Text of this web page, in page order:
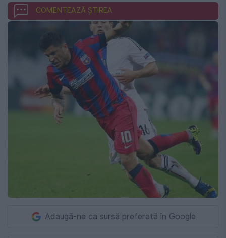
COMENTEAZĂ ȘTIREA
Adaugă-ne ca sursă preferată în Google